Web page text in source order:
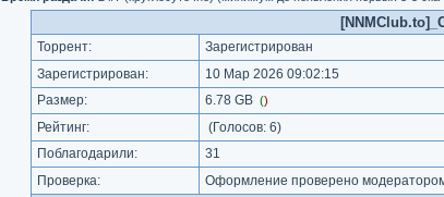
Торрент: Зарегистрирован
Зарегистрирован:
10 Мар 2026 09:02:15
Размер:
6.78 GB ()
Рейтинг: (Голосов: 6)
Поблагодарили:
31
Проверка:
Оформление проверено